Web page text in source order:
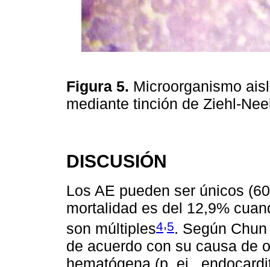
Figura 5. Microorganismo
mediante tinción de Ziehl-
DISCUSIÓN
Los AE pueden ser únicos
mortalidad es del 12,9%
son múltiples4,5. Según
de acuerdo con su causa de
hematógena (p. ej.,